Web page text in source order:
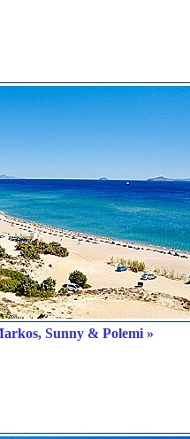
Sunny & Polemi »